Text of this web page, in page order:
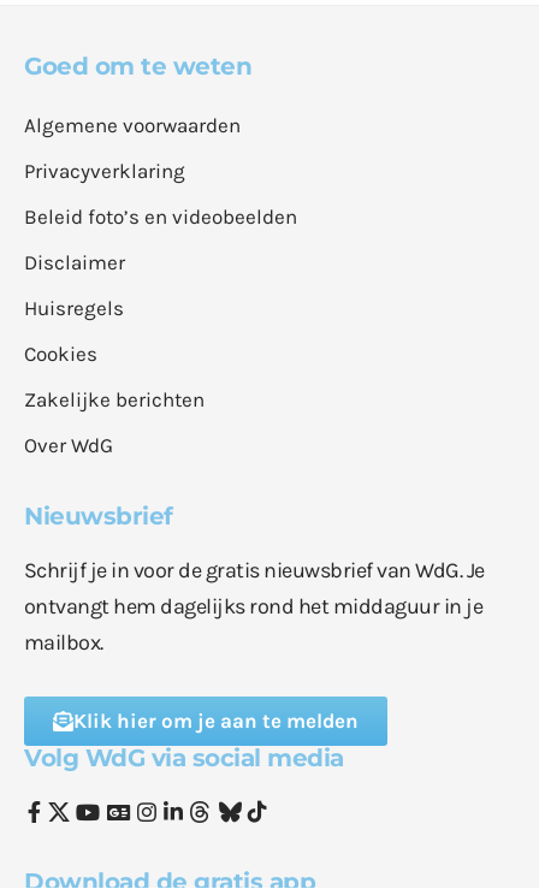
Goed om te weten
Algemene voorwaarden
Privacyverklaring
Beleid foto’s en videobeelden
Disclaimer
Huisregels
Cookies
Zakelijke berichten
Over WdG
Nieuwsbrief
Schrijf je in voor de gratis nieuwsbrief van WdG. Je
ontvangt hem dagelijks rond het middaguur in je
mailbox.
Klik hier om je aan te melden
Volg WdG via social media
Download de gratis app